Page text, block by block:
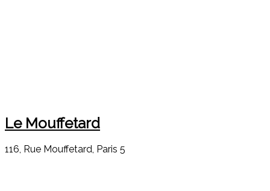
Le Mouffetard
116, Rue Mouffetard, Paris 5